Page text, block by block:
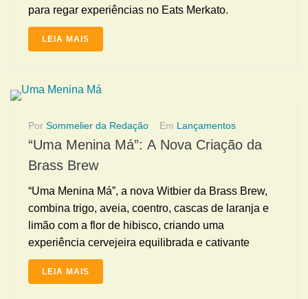
para regar experiências no Eats Merkato.
LEIA MAIS
Por Sommelier da Redação Em Lançamentos
“Uma Menina Má”: A Nova Criação da
Brass Brew
“Uma Menina Má”, a nova Witbier da Brass Brew,
combina trigo, aveia, coentro, cascas de laranja e
limão com a flor de hibisco, criando uma
experiência cervejeira equilibrada e cativante
LEIA MAIS